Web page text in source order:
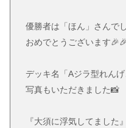
優勝者は「ほん」さんで
おめでとうございます
デッキ名「Aジラ型れんげ
写真もいただきました📸
『大須に浮気してました